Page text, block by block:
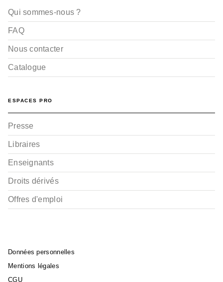
Qui sommes-nous ?
FAQ
Nous contacter
Catalogue
ESPACES PRO
Presse
Libraires
Enseignants
Droits dérivés
Offres d'emploi
Données personnelles
Mentions légales
CGU